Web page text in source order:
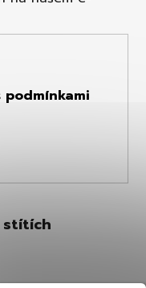
podmínkami
stítích